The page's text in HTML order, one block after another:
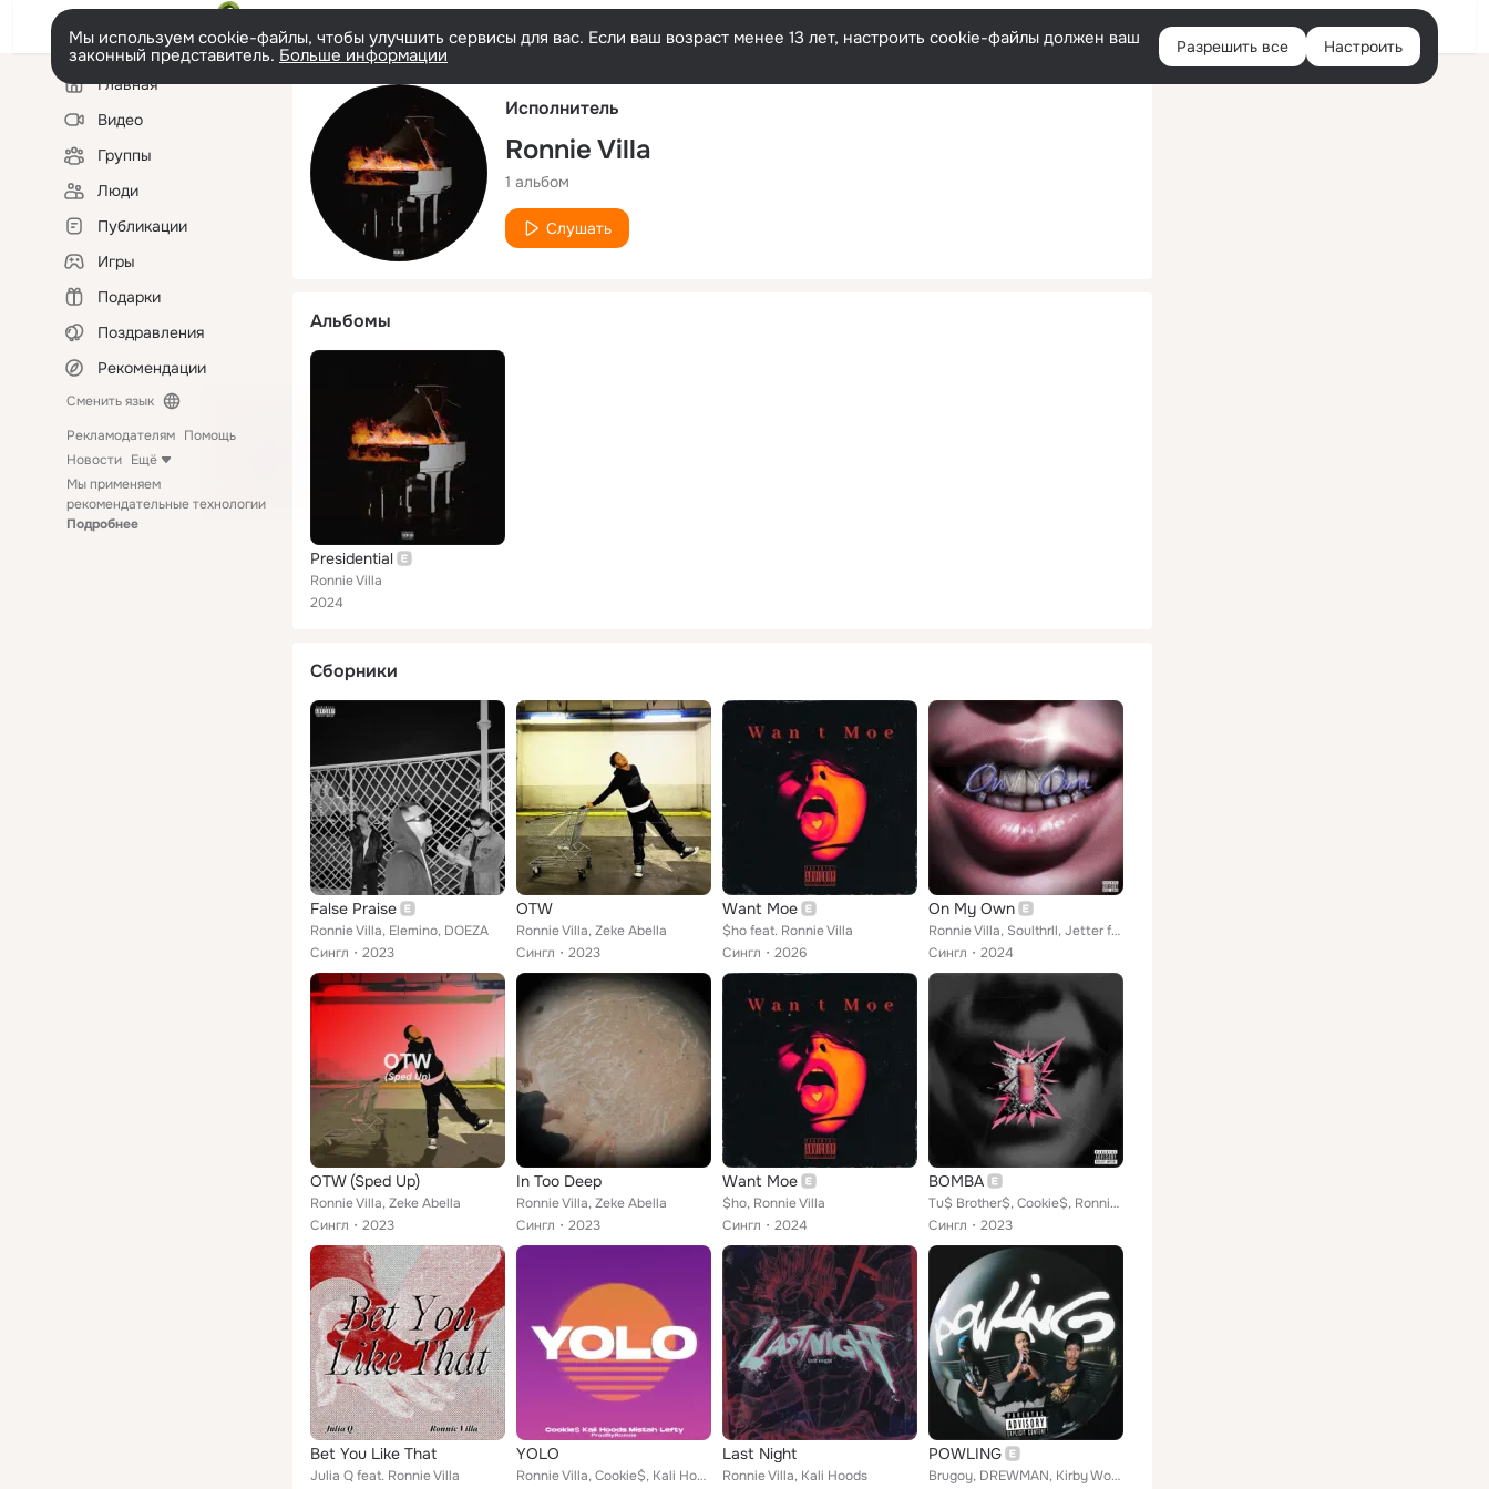
Русский Войти
Мы используем cookie-файлы, чтобы улучшить сервисы для вас. Если ваш возраст менее 13 лет, настроить cookie-файлы должен ваш
законный представитель. Больше информации Разрешить все Настроить
Левая
колонкаГлавная
Видео
Группы
Люди
Публикации
Игры
Подарки
Поздравления
Рекомендации
Сменить язык
Рекламодателям Помощь
Новости Ещё
Мы применяем
рекомендательные технологии
Подробнее
Исполнитель
Ronnie Villa
1 альбом
Слушать
Альбомы
Presidential
Ronnie Villa
2024
Сборники
False Praise
Ronnie Villa, Elemino, DOEZA
Сингл
2023
OTW
Ronnie Villa, Zeke Abella
Сингл
2023
Want Moe
$ho feat. Ronnie Villa
Сингл
2026
On My Own
Ronnie Villa, Soulthrll, Jetter feat. Pxrple
Сингл
2024
OTW (Sped Up)
Ronnie Villa, Zeke Abella
Сингл
2023
In Too Deep
Ronnie Villa, Zeke Abella
Сингл
2023
Want Moe
$ho, Ronnie Villa
Сингл
2024
BOMBA
Tu$ Brother$, Cookie$, Ronnie Villa
Сингл
2023
Bet You Like That
Julia Q feat. Ronnie Villa
YOLO
Ronnie Villa, Cookie$, Kali Hoods feat. Mistah Lefty
Last Night
Ronnie Villa, Kali Hoods
POWLING
Brugoy, DREWMAN, Kirby World feat. Ronnie Villa